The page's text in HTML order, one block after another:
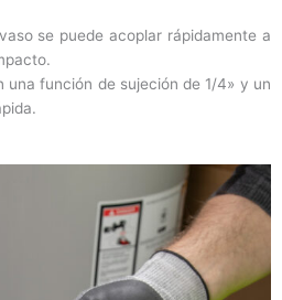
se puede acoplar rápidamente a
una función de sujeción de 1/4» y un